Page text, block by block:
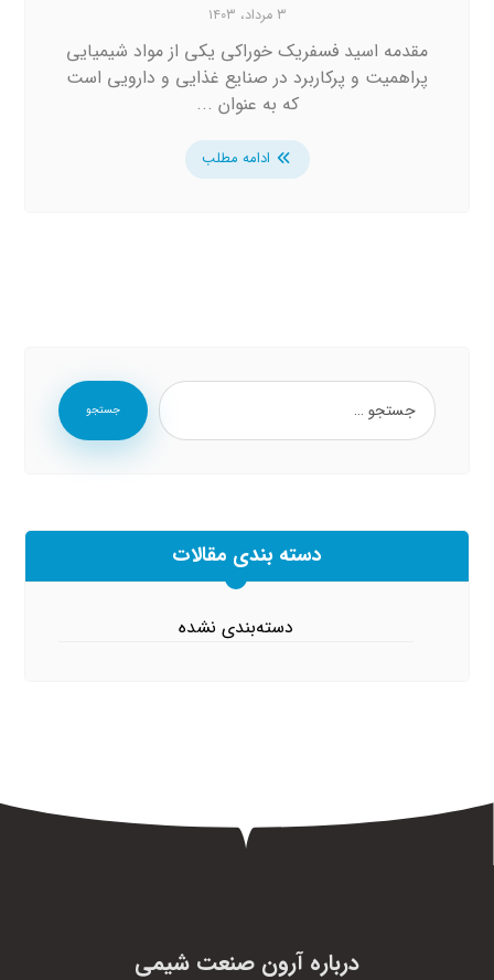
۳ مرداد، ۱۴۰۳
مقدمه اسید فسفریک خوراکی یکی از مواد شیمیایی
پراهمیت و پرکاربرد در صنایع غذایی و دارویی است
که به عنوان ...
ادامه مطلب
جستجو
دسته بندی مقالات
دسته‌بندی نشده
درباره آرون صنعت شیمی